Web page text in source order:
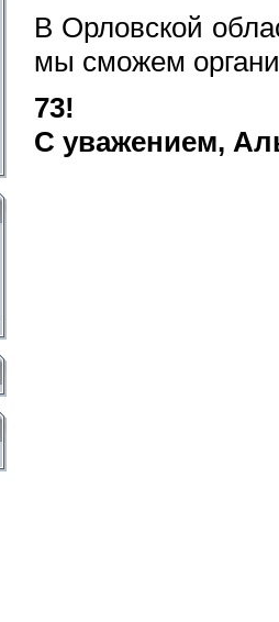
В Орловской
мы сможем
73!
C уважением,